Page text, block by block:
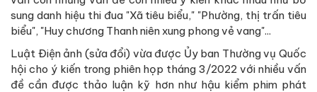
sung danh hiệu thi đua "Xã tiêu biểu," "Phường, thị trấn tiêu
biểu", "Huy chương Thanh niên xung phong vẻ vang"...
Luật Điện ảnh (sửa đổi) vừa được Ủy ban Thường vụ Quốc
hội cho ý kiến trong phiên họp tháng 3/2022 với nhiều vấn
đề cần được thảo luận kỹ hơn như hậu kiểm phim phát